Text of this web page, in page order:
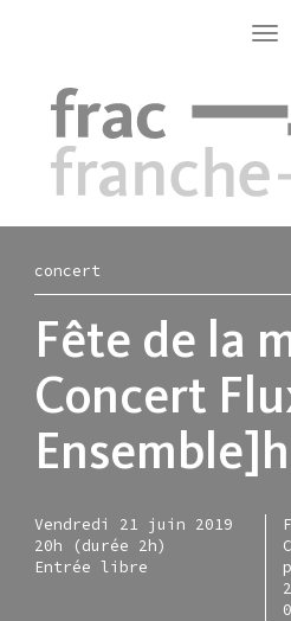
concert
Fête de la
Concert
Vendredi 21 juin 2019
20h (durée 2h)
Entrée libre